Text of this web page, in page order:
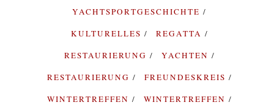
YACHTSPORTGESCHICHTE
KULTURELLES
REGATTA
RESTAURIERUNG
YACHTEN
RESTAURIERUNG
FREUNDESKREIS
WINTERTREFFEN
WINTERTREFFEN